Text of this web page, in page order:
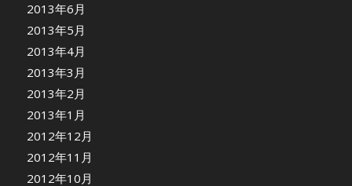
2013年6月
2013年5月
2013年4月
2013年3月
2013年2月
2013年1月
2012年12月
2012年11月
2012年10月